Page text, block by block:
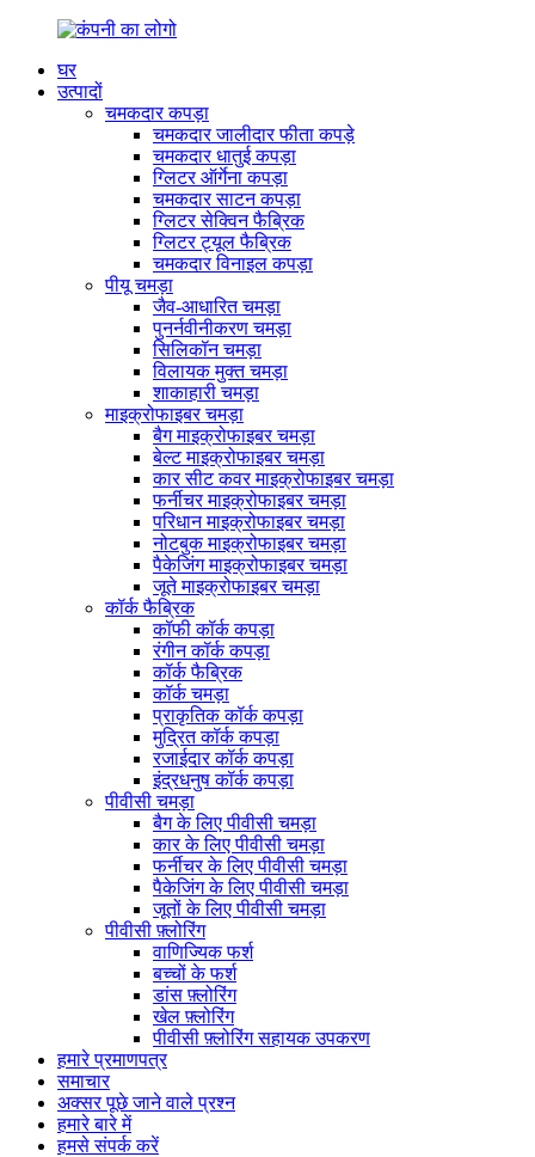
घर
उत्पादों
चमकदार कपड़ा
चमकदार जालीदार फीता कपड़े
चमकदार धातुई कपड़ा
ग्लिटर ऑर्गेना कपड़ा
चमकदार साटन कपड़ा
ग्लिटर सेक्विन फैब्रिक
ग्लिटर ट्यूल फैब्रिक
चमकदार विनाइल कपड़ा
पीयू चमड़ा
जैव-आधारित चमड़ा
पुनर्नवीनीकरण चमड़ा
सिलिकॉन चमड़ा
विलायक मुक्त चमड़ा
शाकाहारी चमड़ा
माइक्रोफाइबर चमड़ा
बैग माइक्रोफाइबर चमड़ा
बेल्ट माइक्रोफाइबर चमड़ा
कार सीट कवर माइक्रोफाइबर चमड़ा
फर्नीचर माइक्रोफाइबर चमड़ा
परिधान माइक्रोफाइबर चमड़ा
नोटबुक माइक्रोफाइबर चमड़ा
पैकेजिंग माइक्रोफाइबर चमड़ा
जूते माइक्रोफाइबर चमड़ा
कॉर्क फैब्रिक
कॉफी कॉर्क कपड़ा
रंगीन कॉर्क कपड़ा
कॉर्क फैब्रिक
कॉर्क चमड़ा
प्राकृतिक कॉर्क कपड़ा
मुद्रित कॉर्क कपड़ा
रजाईदार कॉर्क कपड़ा
इंद्रधनुष कॉर्क कपड़ा
पीवीसी चमड़ा
बैग के लिए पीवीसी चमड़ा
कार के लिए पीवीसी चमड़ा
फर्नीचर के लिए पीवीसी चमड़ा
पैकेजिंग के लिए पीवीसी चमड़ा
जूतों के लिए पीवीसी चमड़ा
पीवीसी फ़्लोरिंग
वाणिज्यिक फर्श
बच्चों के फर्श
डांस फ़्लोरिंग
खेल फ़्लोरिंग
पीवीसी फ़्लोरिंग सहायक उपकरण
हमारे प्रमाणपत्र
समाचार
अक्सर पूछे जाने वाले प्रश्न
हमारे बारे में
हमसे संपर्क करें